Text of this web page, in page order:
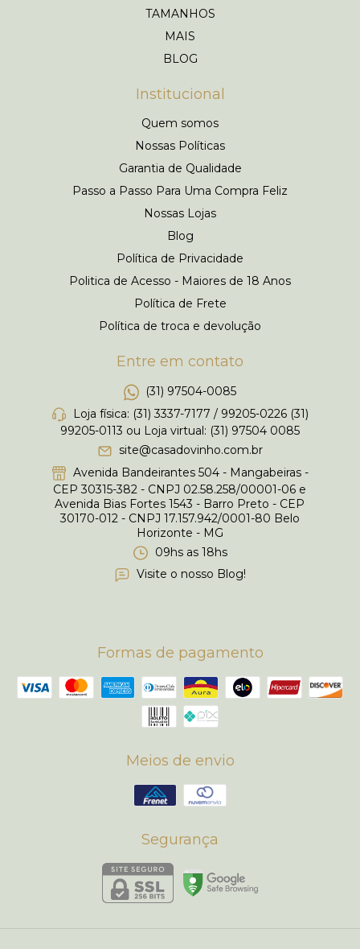
TAMANHOS
MAIS
BLOG
Institucional
Quem somos
Nossas Políticas
Garantia de Qualidade
Passo a Passo Para Uma Compra Feliz
Nossas Lojas
Blog
Política de Privacidade
Politica de Acesso - Maiores de 18 Anos
Política de Frete
Política de troca e devolução
Entre em contato
(31) 97504-0085
Loja física: (31) 3337-7177 / 99205-0226 (31)
99205-0113 ou Loja virtual: (31) 97504 0085
site@casadovinho.com.br
Avenida Bandeirantes 504 - Mangabeiras -
CEP 30315-382 - CNPJ 02.58.258/00001-06 e
Avenida Bias Fortes 1543 - Barro Preto - CEP
30170-012 - CNPJ 17.157.942/0001-80 Belo
Horizonte - MG
09hs as 18hs
Visite o nosso Blog!
Formas de pagamento
Meios de envio
Segurança